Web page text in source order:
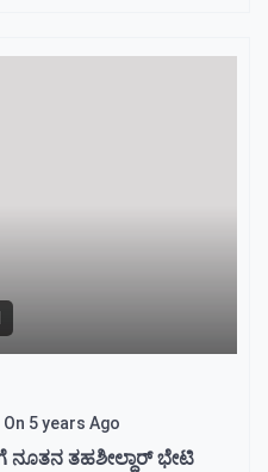
On 5 years Ago
ನೂತನ ತಹಶೀಲ್ದಾರ್ ಭೇಟಿ